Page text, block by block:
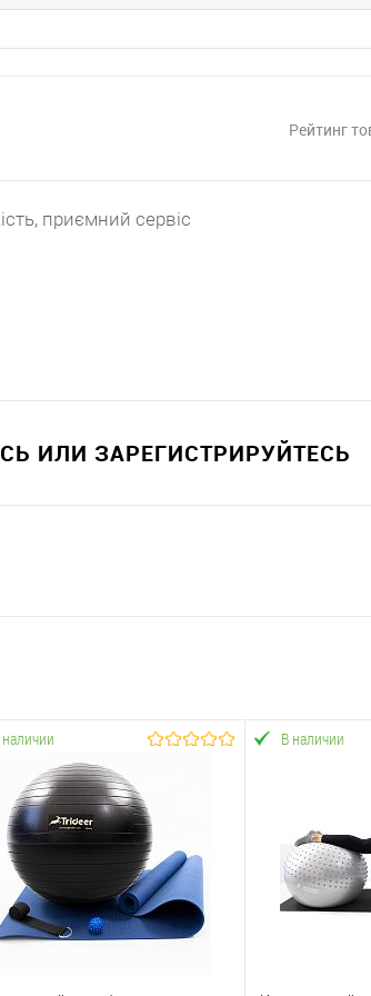
Рейтинг
приємний сервіс
ИЛИ ЗАРЕГИСТРИРУЙТЕСЬ
В наличии